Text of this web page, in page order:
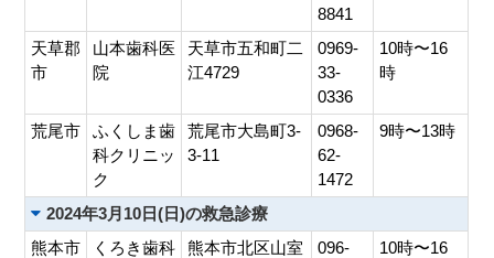
8841
天草郡
市
山本歯科医
院
天草市五和町二
江4729
0969-
33-
0336
10時〜16
時
荒尾市
ふくしま歯
科クリニッ
ク
荒尾市大島町3-
3-11
0968-
62-
1472
9時〜13時
2024年3月10日(日)の救急診療
熊本市
くろき歯科
熊本市北区山室
096-
10時〜16